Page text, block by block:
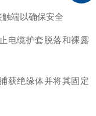
端以确保安全
电缆护套脱落和裸露
获绝缘体并将其固定